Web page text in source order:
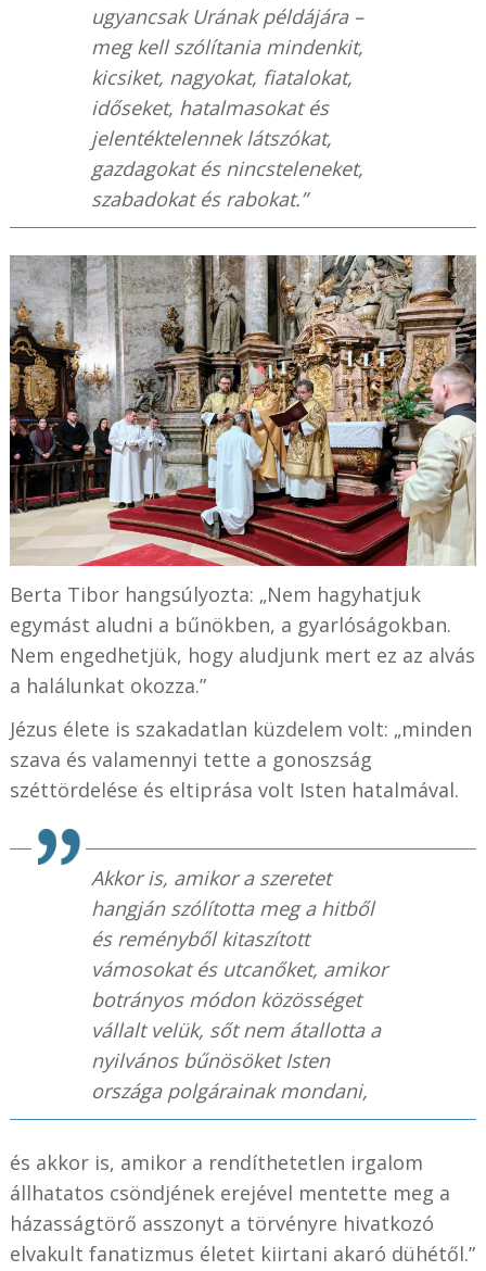
ugyancsak Urának példájára –
meg kell szólítania mindenkit,
kicsiket, nagyokat, fiatalokat,
időseket, hatalmasokat és
jelentéktelennek látszókat,
gazdagokat és nincsteleneket,
szabadokat és rabokat.”
Berta Tibor hangsúlyozta: „Nem hagyhatjuk
egymást aludni a bűnökben, a gyarlóságokban.
Nem engedhetjük, hogy aludjunk mert ez az alvás
a halálunkat okozza.”
Jézus élete is szakadatlan küzdelem volt: „minden
szava és valamennyi tette a gonoszság
széttördelése és eltiprása volt Isten hatalmával.
Akkor is, amikor a szeretet
hangján szólította meg a hitből
és reményből kitaszított
vámosokat és utcanőket, amikor
botrányos módon közösséget
vállalt velük, sőt nem átallotta a
nyilvános bűnösöket Isten
országa polgárainak mondani,
és akkor is, amikor a rendíthetetlen irgalom
állhatatos csöndjének erejével mentette meg a
házasságtörő asszonyt a törvényre hivatkozó
elvakult fanatizmus életet kiirtani akaró dühétől.”